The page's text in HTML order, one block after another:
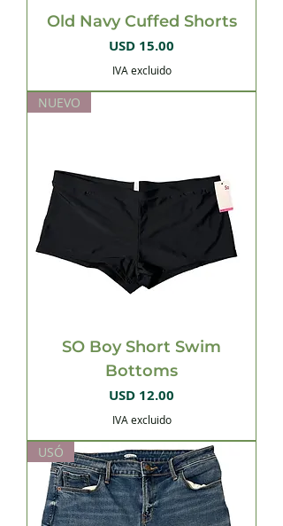
Old Navy Cuffed Shorts
Precio
USD 15.00
IVA excluido
NUEVO
SO Boy Short Swim
Bottoms
Precio
USD 12.00
IVA excluido
USÓ